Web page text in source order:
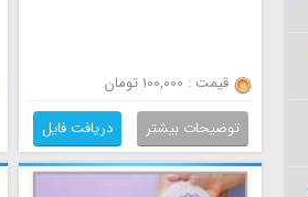
قیمت : 100,000 تومان
توضیحات بیشتر
دریافت فایل